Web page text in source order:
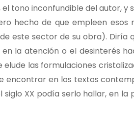
tono inconfundible del autor, y
hecho de que empleen esos
este sector de su obra). Diría
la atención o el desinterés
elude las formulaciones
en los textos
XX podía serlo hallar, en la